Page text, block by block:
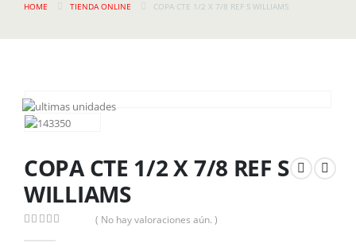
HOME TIENDA ONLINE COPA CTE 1/2 X 7/8 REF S WILLIAMS
COPA CTE 1/2 X 7/8 REF S
WILLIAMS
( No hay valoraciones aún. )